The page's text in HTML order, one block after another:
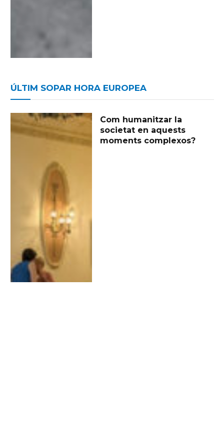
ÚLTIM SOPAR HORA EUROPEA
Com humanitzar la
societat en aquests
moments complexos?